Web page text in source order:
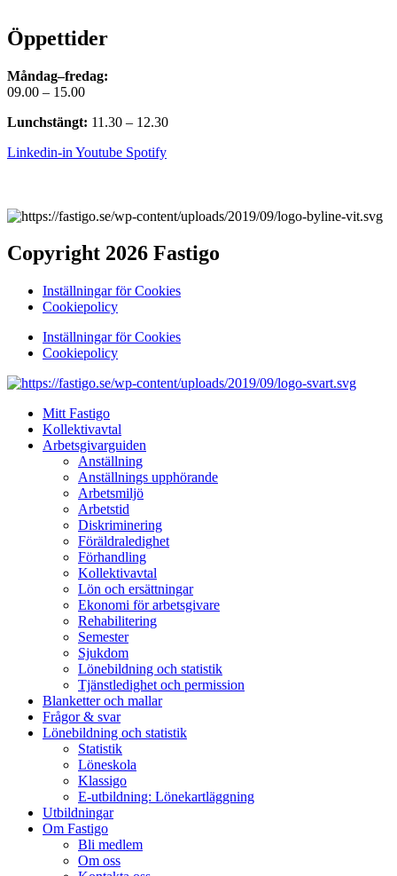
Öppettider
Måndag–fredag:
09.00 – 15.00
Lunchstängt: 11.30 – 12.30
Linkedin-in Youtube Spotify
Copyright 2026 Fastigo
Inställningar för Cookies
Cookiepolicy
Inställningar för Cookies
Cookiepolicy
Mitt Fastigo
Kollektivavtal
Arbetsgivarguiden
Anställning
Anställnings upphörande
Arbetsmiljö
Arbetstid
Diskriminering
Föräldraledighet
Förhandling
Kollektivavtal
Lön och ersättningar
Ekonomi för arbetsgivare
Rehabilitering
Semester
Sjukdom
Lönebildning och statistik
Tjänstledighet och permission
Blanketter och mallar
Frågor & svar
Lönebildning och statistik
Statistik
Löneskola
Klassigo
E-utbildning: Lönekartläggning
Utbildningar
Om Fastigo
Bli medlem
Om oss